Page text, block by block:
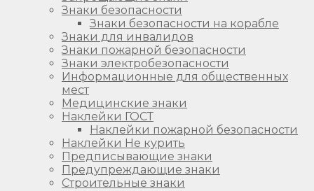
Знаки безопасности
Знаки безопасности на корабле
Знаки для инвалидов
Знаки пожарной безопасности
Знаки электробезопасности
Информационные для общественных
мест
Медицинские знаки
Наклейки ГОСТ
Наклейки пожарной безопасности
Наклейки Не курить
Предписывающие знаки
Предупреждающие знаки
Строительные знаки